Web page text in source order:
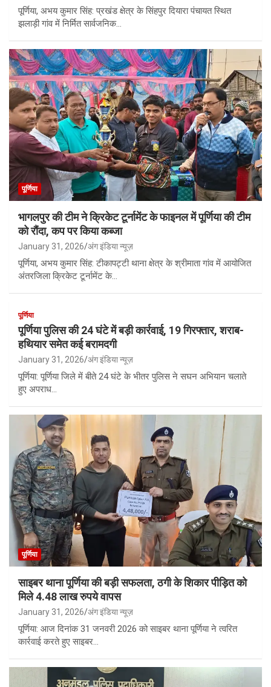
पूर्णिया, अभय कुमार सिंह: प्रखंड क्षेत्र के सिंहपुर दियारा पंचायत स्थित
झलाड़ी गांव में निर्मित सार्वजनिक…
पूर्णिया
भागलपुर की टीम ने क्रिकेट टूर्नामेंट के फाइनल में पूर्णिया की टीम
को रौंदा, कप पर किया कब्जा
January 31, 2026 अंग इंडिया न्यूज़
पूर्णिया, अभय कुमार सिंह: टीकापट्टी थाना क्षेत्र के श्रीमाता गांव में आयोजित
अंतरजिला क्रिकेट टूर्नामेंट के…
पूर्णिया
पूर्णिया पुलिस की 24 घंटे में बड़ी कार्रवाई, 19 गिरफ्तार, शराब-
हथियार समेत कई बरामदगी
January 31, 2026 अंग इंडिया न्यूज़
पूर्णिया: पूर्णिया जिले में बीते 24 घंटे के भीतर पुलिस ने सघन अभियान चलाते
हुए अपराध…
पूर्णिया
साइबर थाना पूर्णिया की बड़ी सफलता, ठगी के शिकार पीड़ित को
मिले 4.48 लाख रुपये वापस
January 31, 2026 अंग इंडिया न्यूज़
पूर्णिया: आज दिनांक 31 जनवरी 2026 को साइबर थाना पूर्णिया ने त्वरित
कार्रवाई करते हुए साइबर…